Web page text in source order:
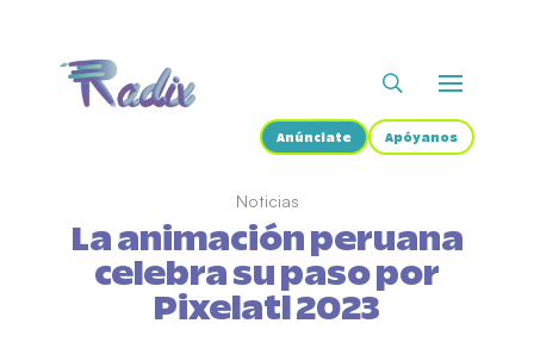
Anúnciate Apóyanos
Noticias
La animación peruana
celebra su paso por
Pixelatl 2023